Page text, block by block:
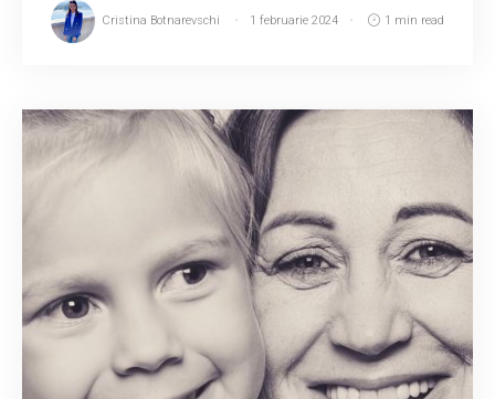
Cristina Botnarevschi 1 februarie 2024 1 min read